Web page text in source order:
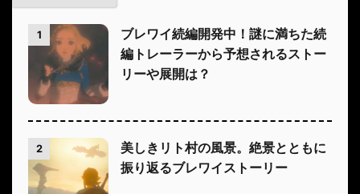
1
ブレワイ続編開発中！謎に満ちた続
編トレーラーから予想されるストー
リーや展開は？
2
美しきリト村の風景。絶景とともに
振り返るブレワイストーリー